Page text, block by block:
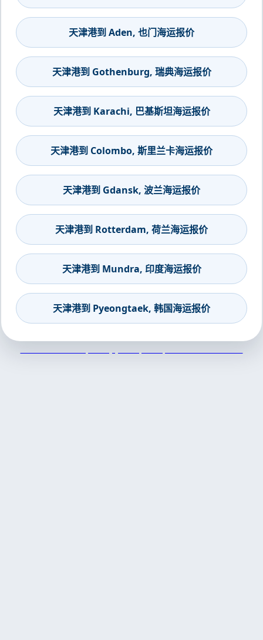
天津港到 Aden, 也门海运报价
天津港到 Gothenburg, 瑞典海运报价
天津港到 Karachi, 巴基斯坦海运报价
天津港到 Colombo, 斯里兰卡海运报价
天津港到 Gdansk, 波兰海运报价
天津港到 Rotterdam, 荷兰海运报价
天津港到 Mundra, 印度海运报价
天津港到 Pyeongtaek, 韩国海运报价